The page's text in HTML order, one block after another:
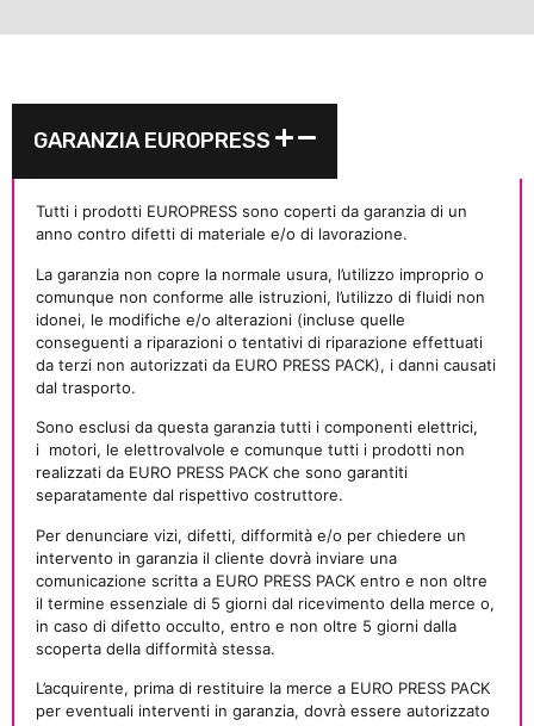
GARANZIA EUROPRESS
Tutti i prodotti EUROPRESS sono coperti da garanzia di un
anno contro difetti di materiale e/o di lavorazione.
La garanzia non copre la normale usura, l’utilizzo improprio o
comunque non conforme alle istruzioni, l’utilizzo di fluidi non
idonei, le modifiche e/o alterazioni (incluse quelle
conseguenti a riparazioni o tentativi di riparazione effettuati
da terzi non autorizzati da EURO PRESS PACK), i danni causati
dal trasporto.
Sono esclusi da questa garanzia tutti i componenti elettrici,
i motori, le elettrovalvole e comunque tutti i prodotti non
realizzati da EURO PRESS PACK che sono garantiti
separatamente dal rispettivo costruttore.
Per denunciare vizi, difetti, difformità e/o per chiedere un
intervento in garanzia il cliente dovrà inviare una
comunicazione scritta a EURO PRESS PACK entro e non oltre
il termine essenziale di 5 giorni dal ricevimento della merce o,
in caso di difetto occulto, entro e non oltre 5 giorni dalla
scoperta della difformità stessa.
L’acquirente, prima di restituire la merce a EURO PRESS PACK
per eventuali interventi in garanzia, dovrà essere autorizzato